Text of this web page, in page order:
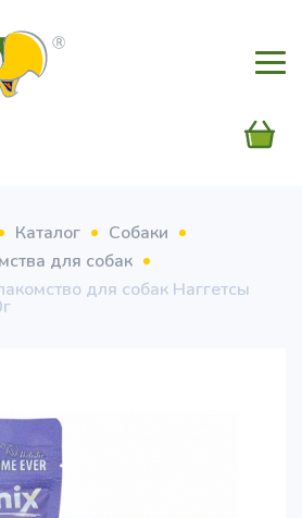
Каталог
Собаки
для собак
для собак Наггетсы